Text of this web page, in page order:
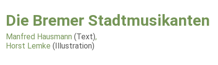
Die Bremer Stadtmusikanten
Manfred Hausmann (Text),
Horst Lemke (Illustration)